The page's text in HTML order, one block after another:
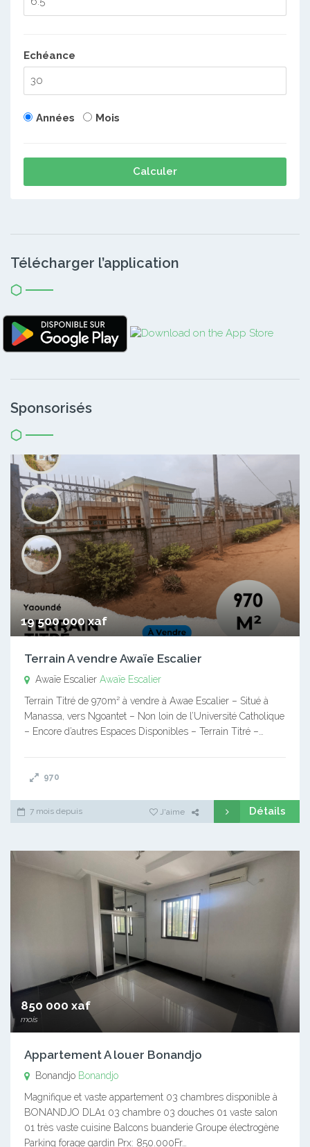
Echéance
Années Mois
Calculer
Télécharger l’application
Sponsorisés
19 500 000 xaf
Terrain A vendre Awaïe Escalier
Awaïe Escalier Awaïe Escalier
Terrain Titré de 970m² à vendre à Awae Escalier – Situé à
Manassa, vers Ngoantet – Non loin de l’Université Catholique
– Encore d’autres Espaces Disponibles – Terrain Titré –…
970
7 mois depuis J'aime Détails
850 000 xaf
mois
Appartement A louer Bonandjo
Bonandjo Bonandjo
Magnifique et vaste appartement 03 chambres disponible à
BONANDJO DLA1 03 chambre 03 douches 01 vaste salon
01 très vaste cuisine Balcons buanderie Groupe électrogène
Parking forage gardin Prx: 850.000Fr…